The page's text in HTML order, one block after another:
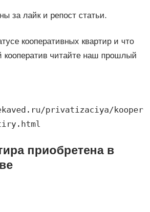
за лайк и репост статьи.
кооперативных квартир и что
кооператив читайте наш прошлый
privatizaciya/kooper
приобретена в